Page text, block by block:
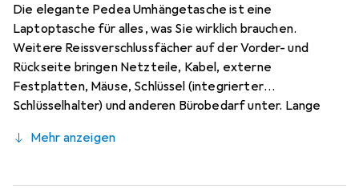
Die elegante Pedea Umhängetasche ist eine
Laptoptasche für alles, was Sie wirklich brauchen.
Weitere Reissverschlussfächer auf der Vorder- und
Rückseite bringen Netzteile, Kabel, externe
Festplatten, Mäuse, Schlüssel (integrierter
Schlüsselhalter) und anderen Bürobedarf unter. Lange
zu Ihren Essentials. Die Tasche verfügt über eine dicke
Ihre Besitztümer bestens vor Kratzern, Nässe und
Mehr anzeigen